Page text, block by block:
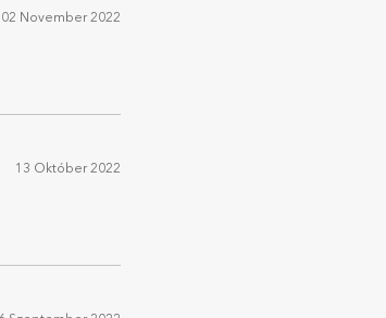
02 November 2022
13 Október 2022